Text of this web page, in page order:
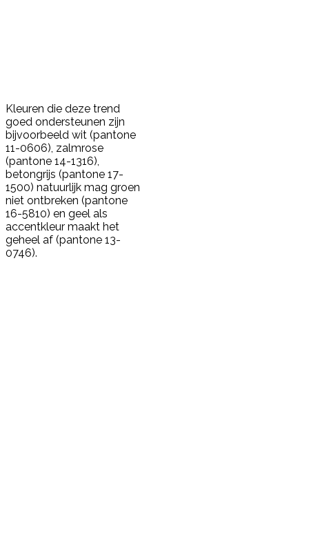
Kleuren die deze trend
goed ondersteunen zijn
bijvoorbeeld wit (pantone
11-0606), zalmrose
(pantone 14-1316),
betongrijs (pantone 17-
1500) natuurlijk mag groen
niet ontbreken (pantone
16-5810) en geel als
accentkleur maakt het
geheel af (pantone 13-
0746).